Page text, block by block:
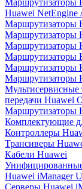
Маршрутизаторы
Huawei NetEngine
Маршрутизаторы
Маршрутизаторы
Маршрутизаторы
Маршрутизаторы
Маршрутизаторы
Маршрутизаторы
Мультисервисные
передачи Huawei
Маршрутизаторы
Комплектующие
Контроллеры
Трансиверы
Кабели Huawei
Унифицированные
Huawei iManager
Серверы Huawei